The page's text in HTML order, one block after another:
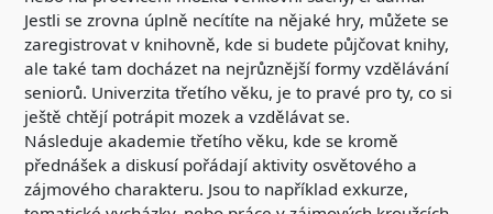
Jestli se zrovna úplně necítíte na nějaké hry, můžete se
zaregistrovat v knihovně, kde si budete půjčovat knihy,
ale také tam docházet na nejrůznější formy vzdělávání
seniorů. Univerzita třetího věku, je to pravé pro ty, co si
ještě chtějí potrápit mozek a vzdělávat se.
Následuje akademie třetího věku, kde se kromě
přednášek a diskusí pořádají aktivity osvětového a
zájmového charakteru. Jsou to například exkurze,